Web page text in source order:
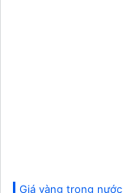
Giá vàng trong nước